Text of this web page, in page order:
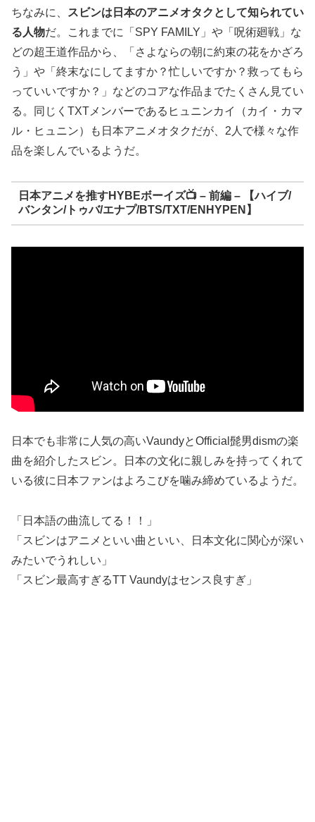
ちなみに、
スビンは日本のアニメオタクとして知られてい
る人物だ。これまでに「SPY FAMILY」や「呪術廻戦」な
どの超王道作品から、「さよならの朝に約束の花をかざろ
う」や「終末なにしてますか？忙しいですか？救ってもら
っていいですか？」などのコアな作品までたくさん見てい
る。同じくTXTメンバーであるヒュニンカイ（カイ・カマ
ル・ヒュニン）も日本アニメオタクだが、2人で様々な作
品を楽しんでいるようだ。
日本アニメを推すHYBEボーイズ📺 – 前編 – 【ハイブ/
バンタン/トゥバ/エナプ/BTS/TXT/ENHYPEN】
日本でも非常に人気の高いVaundyとOfficial髭男dismの楽
曲を紹介したスビン。日本の文化に親しみを持ってくれて
いる彼に日本ファンはよろこびを噛み締めているようだ。
「日本語の曲流してる！！」
「スビンはアニメといい曲といい、日本文化に関心が深い
みたいでうれしい」
「スビン最高すぎるTT Vaundyはセンス良すぎ」